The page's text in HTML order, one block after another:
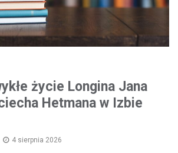
życie Longina Jana
Hetmana w Izbie
4 sierpnia 2026